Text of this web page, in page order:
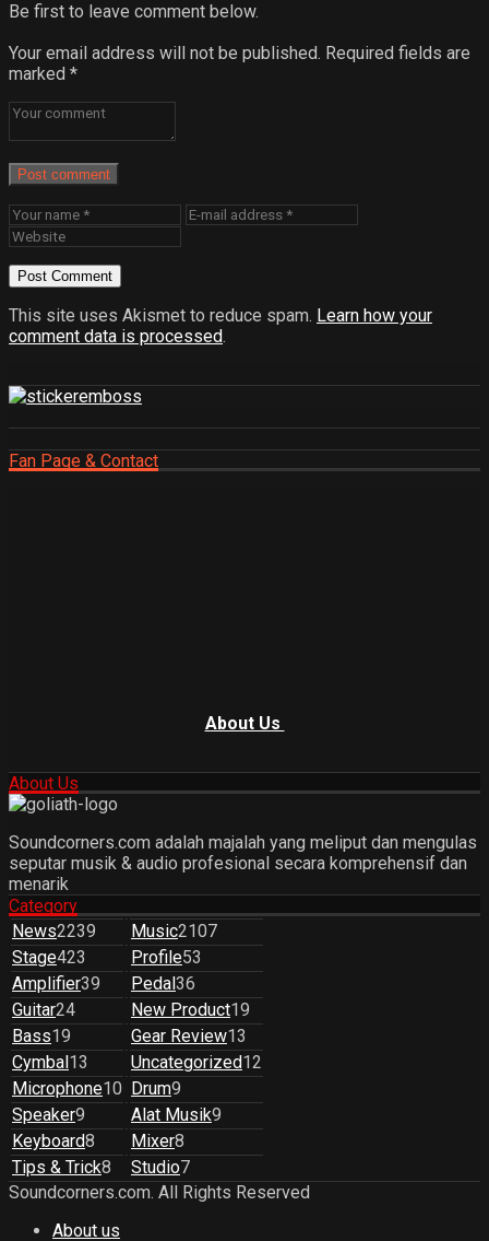
Be first to leave comment below.
Your email address will not be published. Required fields are
marked *
Post comment
This site uses Akismet to reduce spam. Learn how your
comment data is processed.
Fan Page & Contact
About Us
About Us
Soundcorners.com adalah majalah yang meliput dan mengulas
seputar musik & audio profesional secara komprehensif dan
menarik
Category
News2239 Music2107
Stage423 Profile53
Amplifier39 Pedal 36
Guitar24 New Product19
Bass19 Gear Review13
Cymbal 13 Uncategorized12
Microphone10 Drum9
Speaker9 Alat Musik9
Keyboard8 Mixer8
Tips & Trick8 Studio7
Soundcorners.com. All Rights Reserved
About us